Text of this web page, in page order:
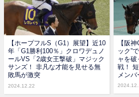
【ホープフルS（G1）展望】近10
年「G1勝利100％」クロワデュノ
ールVS「2歳女王撃破」マジック
サンズ！ 非凡な才能を見せる無
敗馬が激突
2024.12.22
【阪
ック”
ャを
戦！
メン